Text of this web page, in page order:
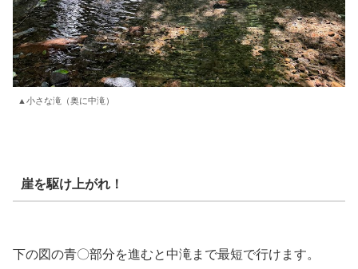
▲小さな滝（奥に中滝）
崖を駆け上がれ！
下の図の青〇部分を進むと中滝まで最短で行けます。